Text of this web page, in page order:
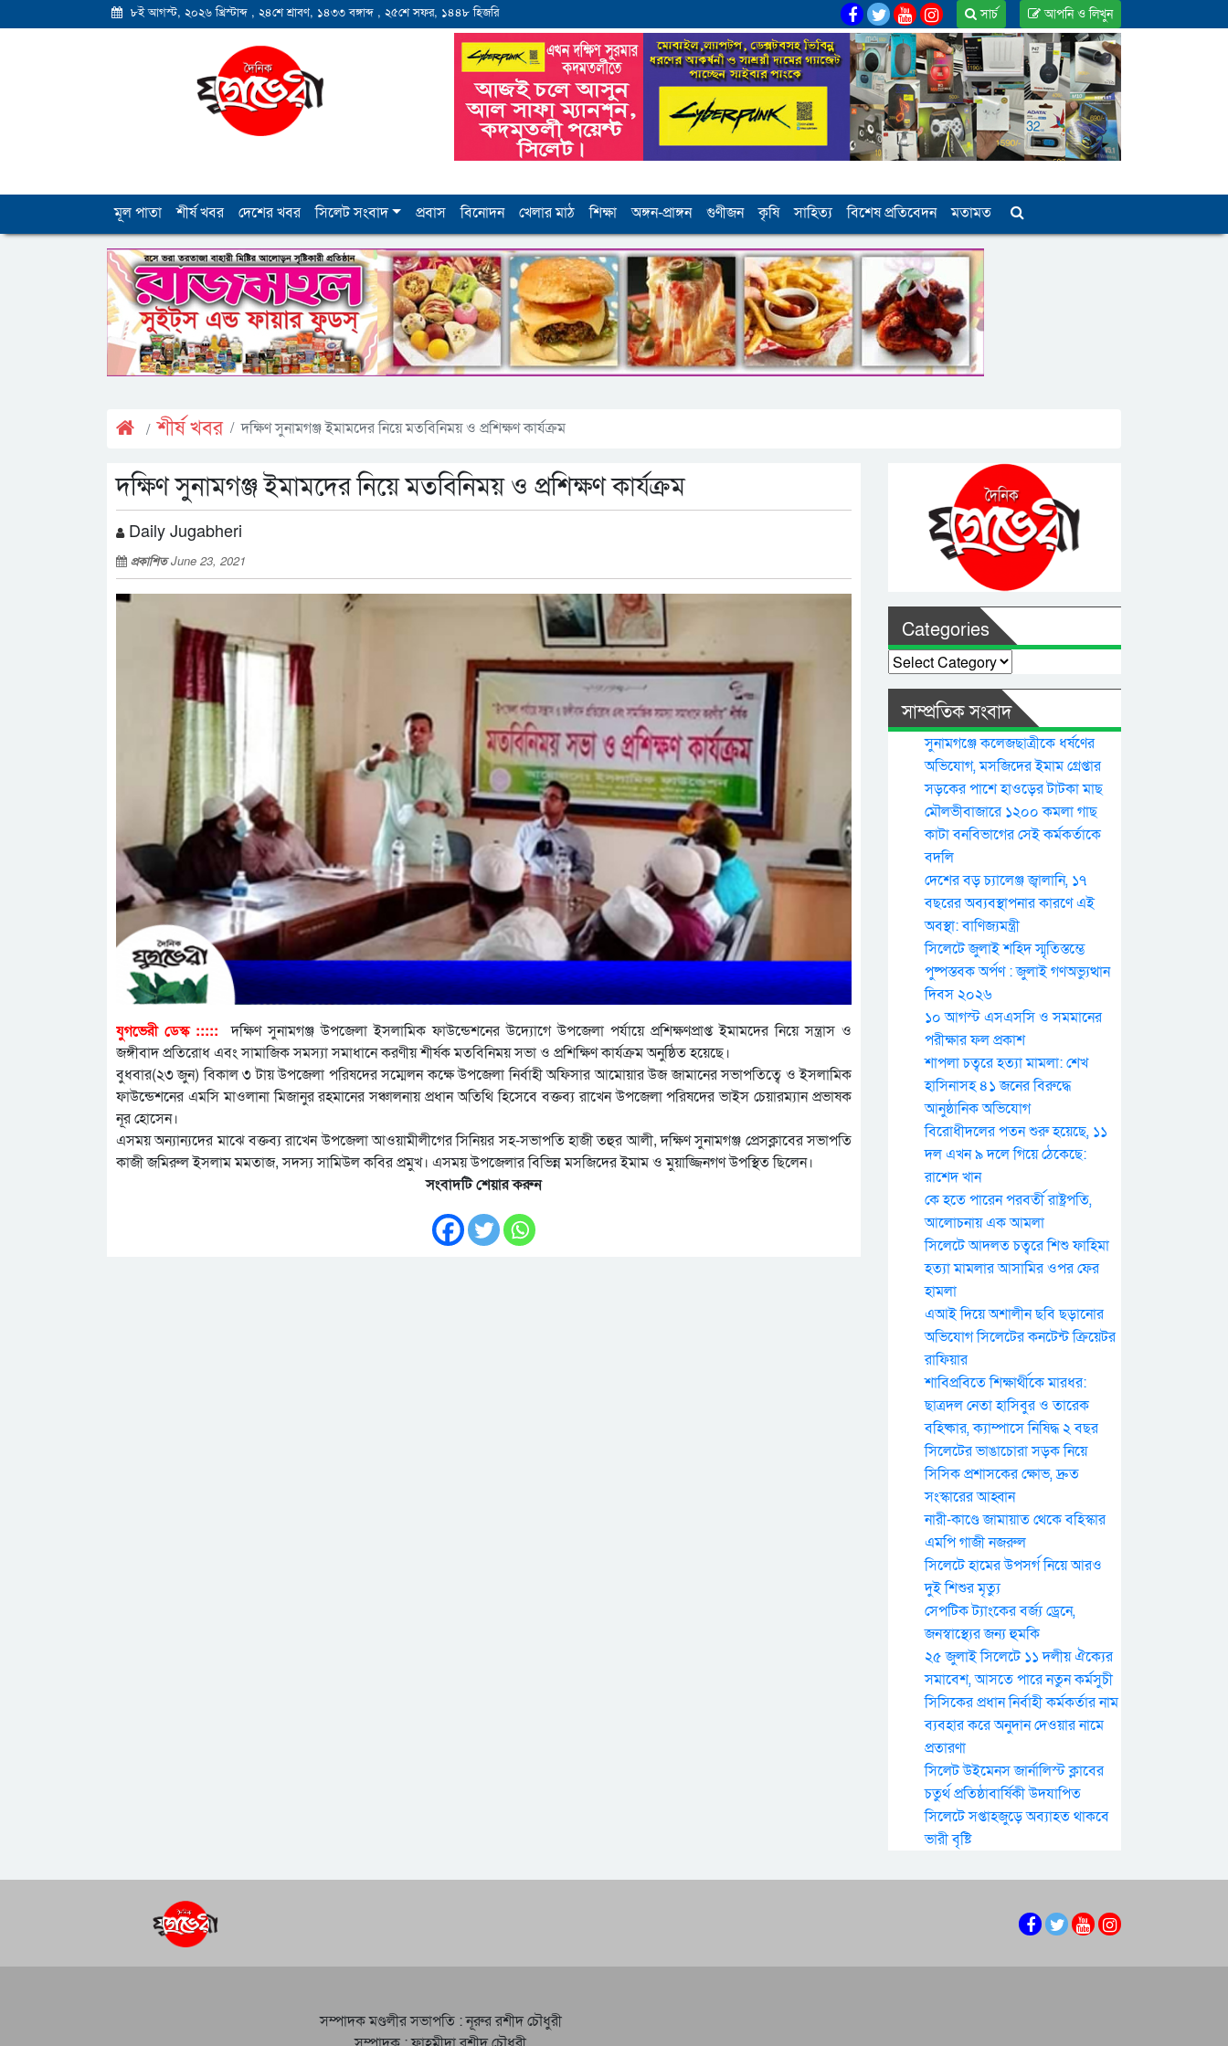
৮ই আগস্ট, ২০২৬ খ্রিস্টাব্দ , ২৪শে শ্রাবণ, ১৪৩৩ বঙ্গাব্দ , ২৫শে সফর, ১৪৪৮ হিজরি আপনি ও লিখুন
সার্চ
মূল পাতা শীর্ষ খবর দেশের খবর সিলেট সংবাদ প্রবাস বিনোদন খেলার মাঠ শিক্ষা অঙ্গন-প্রাঙ্গন গুণীজন কৃষি সাহিত্য বিশেষ প্রতিবেদন মতামত
শীর্ষ খবর দক্ষিণ সুনামগঞ্জ ইমামদের নিয়ে মতবিনিময় ও প্রশিক্ষণ কার্যক্রম
দক্ষিণ সুনামগঞ্জ ইমামদের নিয়ে মতবিনিময় ও প্রশিক্ষণ কার্যক্রম
Daily Jugabheri
প্রকাশিতJune 23, 2021
যুগভেরী ডেস্ক ::::: দক্ষিণ সুনামগঞ্জ উপজেলা ইসলামিক ফাউন্ডেশনের উদ্যোগে উপজেলা পর্যায়ে প্রশিক্ষণপ্রাপ্ত ইমামদের নিয়ে সন্ত্রাস ও
জঙ্গীবাদ প্রতিরোধ এবং সামাজিক সমস্যা সমাধানে করণীয় শীর্ষক মতবিনিময় সভা ও প্রশিক্ষিণ কার্যক্রম অনুষ্ঠিত হয়েছে।
বুধবার(২৩ জুন) বিকাল ৩ টায় উপজেলা পরিষদের সম্মেলন কক্ষে উপজেলা নির্বাহী অফিসার আমোয়ার উজ জামানের সভাপতিত্বে ও ইসলামিক
ফাউন্ডেশনের এমসি মাওলানা মিজানুর রহমানের সঞ্চালনায় প্রধান অতিথি হিসেবে বক্তব্য রাখেন উপজেলা পরিষদের ভাইস চেয়ারম্যান প্রভাষক
নূর হোসেন।
এসময় অন্যান্যদের মাঝে বক্তব্য রাখেন উপজেলা আওয়ামীলীগের সিনিয়র সহ-সভাপতি হাজী তহুর আলী, দক্ষিণ সুনামগঞ্জ প্রেসক্লাবের সভাপতি
কাজী জমিরুল ইসলাম মমতাজ, সদস্য সামিউল কবির প্রমুখ। এসময় উপজেলার বিভিন্ন মসজিদের ইমাম ও মুয়াজ্জিনগণ উপস্থিত ছিলেন।
সংবাদটি শেয়ার করুন
Categories
Categories
সাম্প্রতিক সংবাদ
সুনামগঞ্জে কলেজছাত্রীকে ধর্ষণের
অভিযোগ, মসজিদের ইমাম গ্রেপ্তার
সড়কের পাশে হাওড়ের টাটকা মাছ
মৌলভীবাজারে ১২০০ কমলা গাছ
কাটা বনবিভাগের সেই কর্মকর্তাকে
বদলি
দেশের বড় চ্যালেঞ্জ জ্বালানি, ১৭
বছরের অব্যবস্থাপনার কারণে এই
অবস্থা: বাণিজ্যমন্ত্রী
সিলেটে জুলাই শহিদ স্মৃতিস্তম্ভে
পুষ্পস্তবক অর্পণ : জুলাই গণঅভ্যুত্থান
দিবস ২০২৬
১০ আগস্ট এসএসসি ও সমমানের
পরীক্ষার ফল প্রকাশ
শাপলা চত্বরে হত্যা মামলা: শেখ
হাসিনাসহ ৪১ জনের বিরুদ্ধে
আনুষ্ঠানিক অভিযোগ
বিরোধীদলের পতন শুরু হয়েছে, ১১
দল এখন ৯ দলে গিয়ে ঠেকেছে:
রাশেদ খান
কে হতে পারেন পরবর্তী রাষ্ট্রপতি,
আলোচনায় এক আমলা
সিলেটে আদলত চত্বরে শিশু ফাহিমা
হত্যা মামলার আসামির ওপর ফের
হামলা
এআই দিয়ে অশালীন ছবি ছড়ানোর
অভিযোগ সিলেটের কনটেন্ট ক্রিয়েটর
রাফিয়ার
শাবিপ্রবিতে শিক্ষার্থীকে মারধর:
ছাত্রদল নেতা হাসিবুর ও তারেক
বহিষ্কার, ক্যাম্পাসে নিষিদ্ধ ২ বছর
সিলেটের ভাঙাচোরা সড়ক নিয়ে
সিসিক প্রশাসকের ক্ষোভ, দ্রুত
সংস্কারের আহ্বান
নারী-কাণ্ডে জামায়াত থেকে বহিস্কার
এমপি গাজী নজরুল
সিলেটে হামের উপসর্গ নিয়ে আরও
দুই শিশুর মৃত্যু
সেপটিক ট্যাংকের বর্জ্য ড্রেনে,
জনস্বাস্থ্যের জন্য হুমকি
২৫ জুলাই সিলেটে ১১ দলীয় ঐক্যের
সমাবেশ, আসতে পারে নতুন কর্মসুচী
সিসিকের প্রধান নির্বাহী কর্মকর্তার নাম
ব্যবহার করে অনুদান দেওয়ার নামে
প্রতারণা
সিলেট উইমেনস জার্নালিস্ট ক্লাবের
চতুর্থ প্রতিষ্ঠাবার্ষিকী উদযাপিত
সিলেটে সপ্তাহজুড়ে অব্যাহত থাকবে
ভারী বৃষ্টি
সম্পাদক মণ্ডলীর সভাপতি : নূরুর রশীদ চৌধুরী